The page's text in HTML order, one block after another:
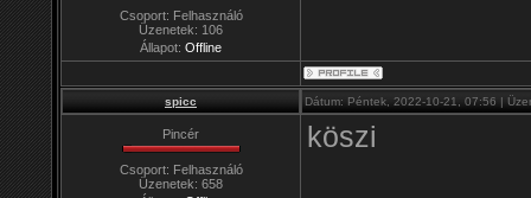
Csoport: Felhasználó
Üzenetek: 106
Állapot: Offline
spicc Dátum: Péntek, 2022-10-21, 07:56 |
Pincér
Csoport: Felhasználó
Üzenetek: 658
köszi